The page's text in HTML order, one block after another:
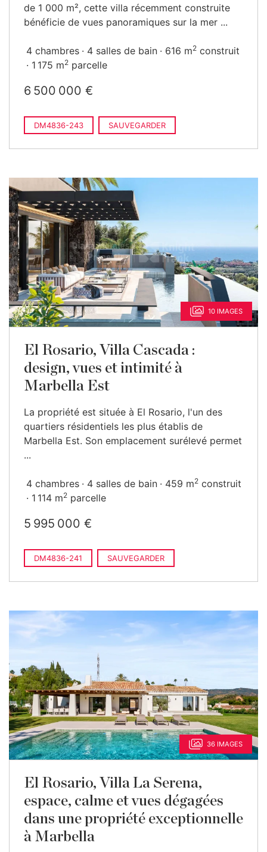
de 1 000 m², cette villa récemment construite
bénéficie de vues panoramiques sur la mer ...
4 chambres 4 salles de bain 616 m2 construit
1 175 m2 parcelle
6 500 000 €
DM4836-243 SAUVEGARDER
10 IMAGES
El Rosario, Villa Cascada :
design, vues et intimité à
Marbella Est
La propriété est située à El Rosario, l'un des
quartiers résidentiels les plus établis de
Marbella Est. Son emplacement surélevé permet
...
4 chambres 4 salles de bain 459 m2 construit
1 114 m2 parcelle
5 995 000 €
DM4836-241 SAUVEGARDER
36 IMAGES
El Rosario, Villa La Serena,
espace, calme et vues dégagées
dans une propriété exceptionnelle
à Marbella